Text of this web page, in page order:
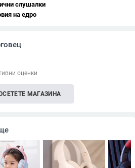
слушалки
на едро
оценки
МАГАЗИНА